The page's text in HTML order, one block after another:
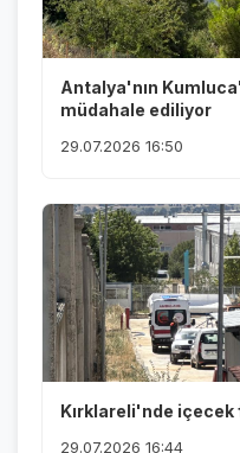
Antalya'nın
müdahale ediliyor
29.07.2026 16:50
Kırklareli'nde içecek
29.07.2026 16:44